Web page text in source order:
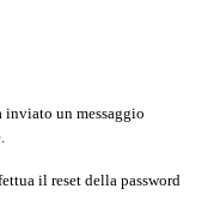
inviato un messaggio
il reset della password